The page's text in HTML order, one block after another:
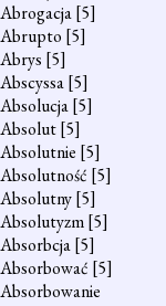
Abrogacja[5]
Abrupto [5]
Abrys [5]
Abscyssa[5]
Absolucja[5]
Absolut[5]
Absolutnie [5]
Absolutność [5]
Absolutny[5]
Absolutyzm[5]
Absorbcja[5]
Absorbować [5]
Absorbowanie